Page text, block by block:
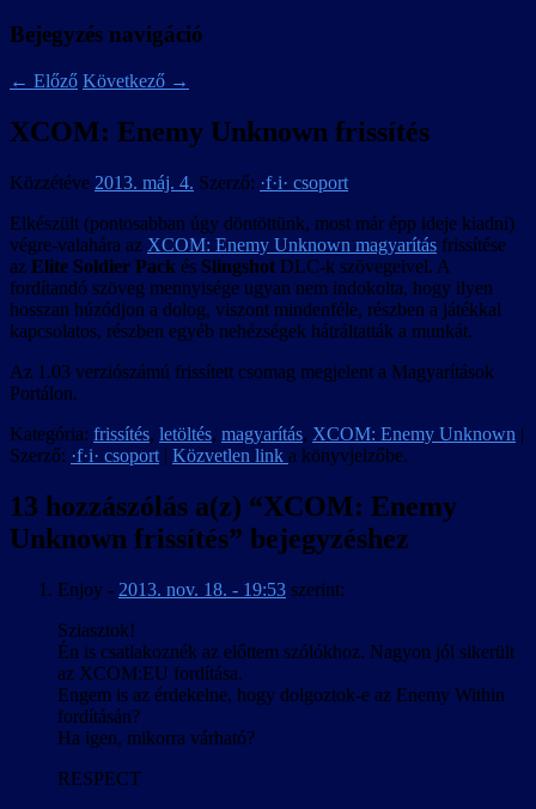
Bejegyzés navigáció
← Előző Következő →
XCOM: Enemy Unknown frissítés
Közzétéve 2013. máj. 4. Szerző: ·f·i· csoport
Elkészült (pontosabban úgy döntöttünk, most már épp ideje kiadni)
végre-valahára az XCOM: Enemy Unknown magyarítás frissítése
az Elite Soldier Pack és Slingshot DLC-k szövegeivel. A
fordítandó szöveg mennyisége ugyan nem indokolta, hogy ilyen
hosszan húzódjon a dolog, viszont mindenféle, részben a játékkal
kapcsolatos, részben egyéb nehézségek hátráltatták a munkát.
Az 1.03 verziószámú frissített csomag megjelent a Magyarítások
Portálon.
Kategória: frissítés, letöltés, magyarítás, XCOM: Enemy Unknown |
Szerző: ·f·i· csoport | Közvetlen link a könyvjelzőbe.
13 hozzászólás a(z) “XCOM: Enemy
Unknown frissítés” bejegyzéshez
Enjoy - 2013. nov. 18. - 19:53 szerint:
Sziasztok!
Én is csatlakoznék az előttem szólókhoz. Nagyon jól sikerült
az XCOM:EU fordítása.
Engem is az érdekelne, hogy dolgoztok-e az Enemy Within
fordításán?
Ha igen, mikorra várható?
RESPECT